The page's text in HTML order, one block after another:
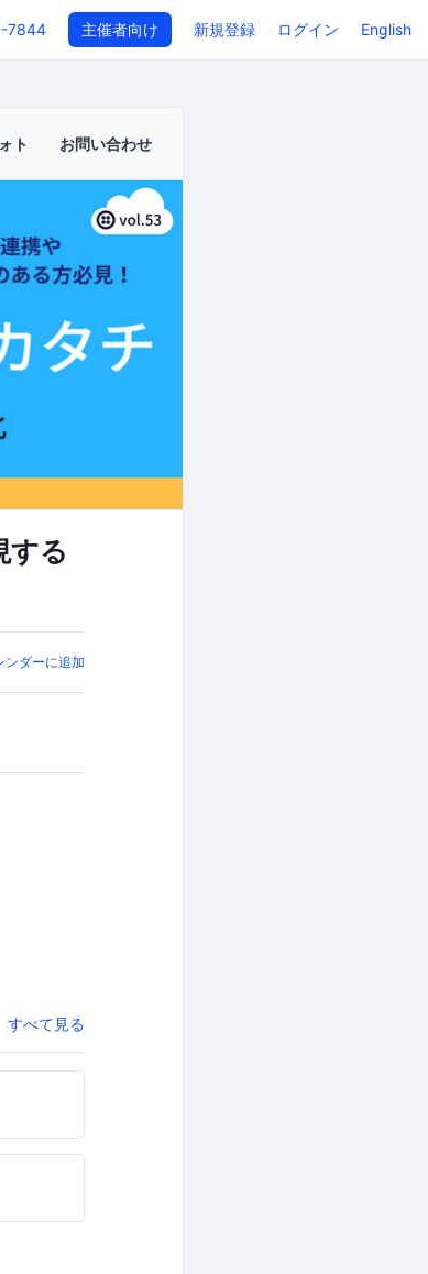
7844 主催者向け 新規登録 ログイン English
ト お問い合わせ
る
ンダーに追加
すべて見る